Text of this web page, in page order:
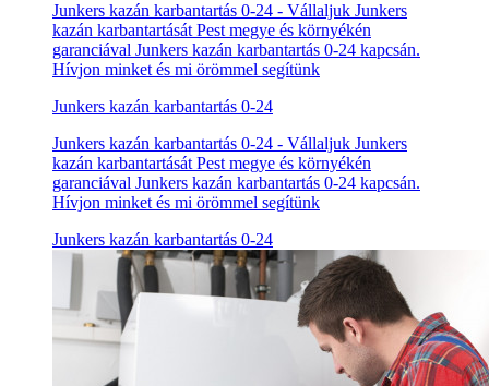
Junkers kazán karbantartás 0-24 - Vállaljuk Junkers
kazán karbantartását Pest megye és környékén
garanciával Junkers kazán karbantartás 0-24 kapcsán.
Hívjon minket és mi örömmel segítünk
Junkers kazán karbantartás 0-24
Junkers kazán karbantartás 0-24 - Vállaljuk Junkers
kazán karbantartását Pest megye és környékén
garanciával Junkers kazán karbantartás 0-24 kapcsán.
Hívjon minket és mi örömmel segítünk
Junkers kazán karbantartás 0-24